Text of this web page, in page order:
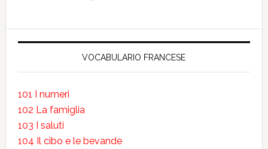
VOCABULARIO FRANCESE
101 I numeri
102 La famiglia
103 I saluti
104 Il cibo e le bevande